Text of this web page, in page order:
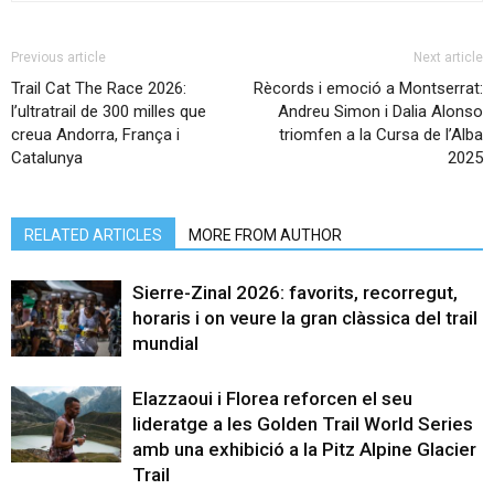
Previous article
Trail Cat The Race 2026:
l’ultratrail de 300 milles que
creua Andorra, França i
Catalunya
Next article
Rècords i emoció a Montserrat:
Andreu Simon i Dalia Alonso
triomfen a la Cursa de l’Alba
2025
RELATED ARTICLES MORE FROM AUTHOR
Sierre-Zinal 2026: favorits, recorregut,
horaris i on veure la gran clàssica del trail
mundial
Elazzaoui i Florea reforcen el seu
lideratge a les Golden Trail World Series
amb una exhibició a la Pitz Alpine Glacier
Trail